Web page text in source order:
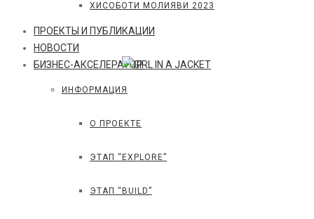
ХИСОБОТИ МОЛИЯВИ 2023
ПРОЕКТЫ И ПУБЛИКАЦИИ
НОВОСТИ
БИЗНЕС-АКСЕЛЕРАТОР
ИНФОРМАЦИЯ
О ПРОЕКТЕ
ЭТАП “EXPLORE”
ЭТАП “BUILD”